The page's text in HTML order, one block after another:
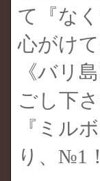
て『な
心がけて
《バリ
ごし下
『ミル
り、№1